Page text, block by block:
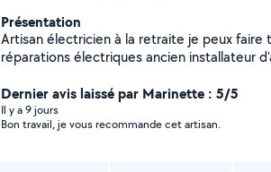
Présentation
Artisan électricien à la retraite je peux faire
réparations électriques ancien installateur
Dernier avis laissé par Marinette : 5/5
Il y a 9 jours
Bon travail, je vous recommande cet artisan.